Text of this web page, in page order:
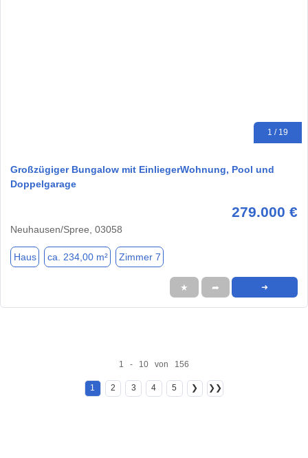
1 / 19
Großzügiger Bungalow mit EinliegerWohnung, Pool und
Doppelgarage
279.000 €
Neuhausen/Spree, 03058
Haus ca. 234,00 m² Zimmer 7
★ ➦ ➜
1 - 10 von 156
1 2 3 4 5 ❯ ❯❯